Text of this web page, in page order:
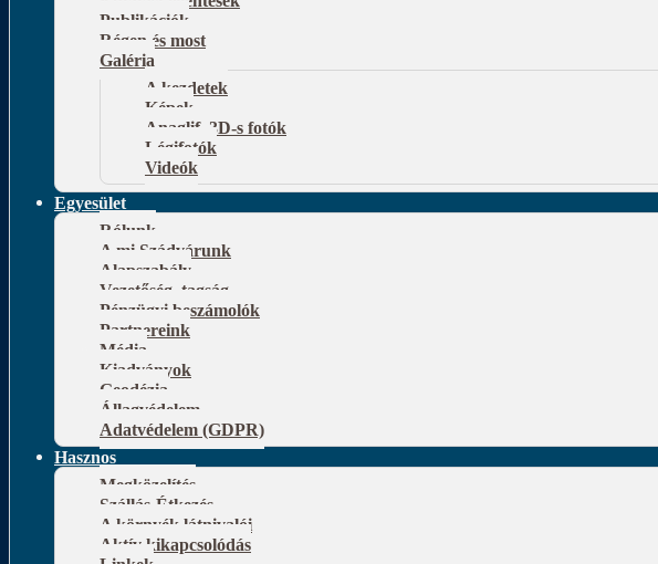
Publikációk
Régen és most
Galéria
A kezdetek
Képek
Anaglif, 3D-s fotók
Légifotók
Videók
Egyesület
Rólunk
A mi Szádvárunk
Alapszabály
Vezetőség, tagság
Pénzügyi beszámolók
Partnereink
Média
Kiadványok
Geodézia
Állagvédelem
Adatvédelem (GDPR)
Hasznos
Megközelítés
Szállás-Étkezés
A környék látnivalói
Aktív kikapcsolódás